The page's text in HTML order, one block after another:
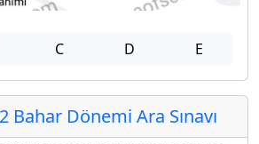
C D E
Bahar Dönemi Ara Sınavı